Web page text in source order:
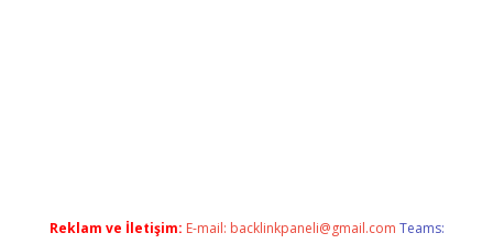
Reklam ve İletişim: E-mail: backlinkpaneli@gmail.com Teams: